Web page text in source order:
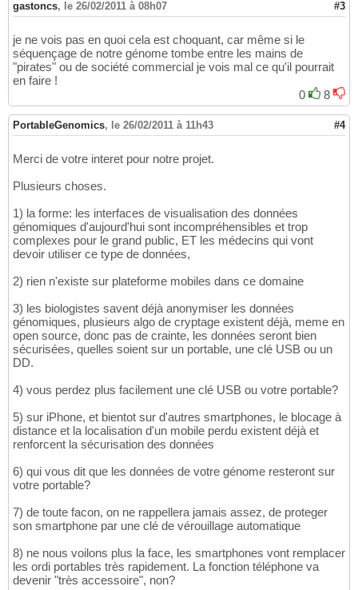
gastoncs, le 26/02/2011 à 08h07 #3
je ne vois pas en quoi cela est choquant, car même si le
séquençage de notre génome tombe entre les mains de
"pirates" ou de société commercial je vois mal ce qu'il pourrait
en faire !
0
8
PortableGenomics, le 26/02/2011 à 11h43 #4
Merci de votre interet pour notre projet.
Plusieurs choses.
1) la forme: les interfaces de visualisation des données
génomiques d'aujourd'hui sont incompréhensibles et trop
complexes pour le grand public, ET les médecins qui vont
devoir utiliser ce type de données,
2) rien n'existe sur plateforme mobiles dans ce domaine
3) les biologistes savent déjà anonymiser les données
génomiques, plusieurs algo de cryptage existent déjà, meme en
open source, donc pas de crainte, les données seront bien
sécurisées, quelles soient sur un portable, une clé USB ou un
DD.
4) vous perdez plus facilement une clé USB ou votre portable?
5) sur iPhone, et bientot sur d'autres smartphones, le blocage à
distance et la localisation d'un mobile perdu existent déjà et
renforcent la sécurisation des données
6) qui vous dit que les données de votre génome resteront sur
votre portable?
7) de toute facon, on ne rappellera jamais assez, de proteger
son smartphone par une clé de vérouillage automatique
8) ne nous voilons plus la face, les smartphones vont remplacer
les ordi portables très rapidement. La fonction téléphone va
devenir "très accessoire", non?